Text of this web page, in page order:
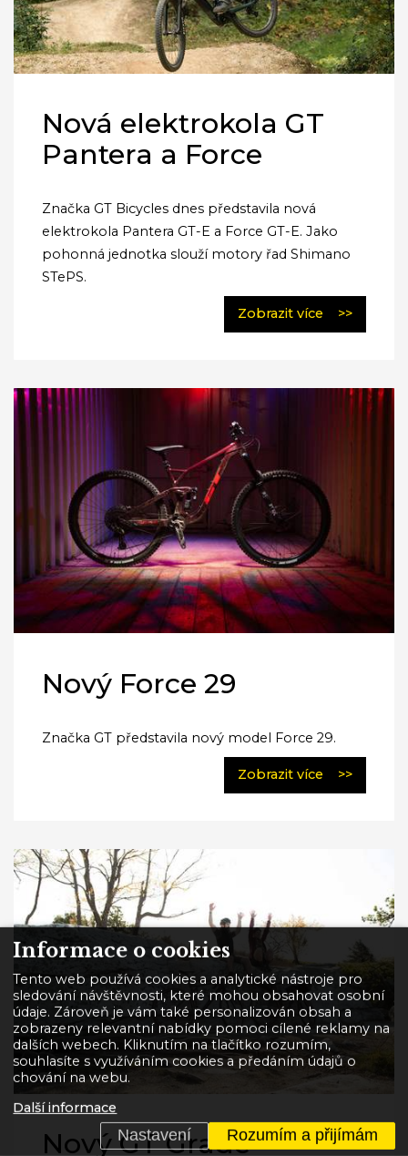
Nová elektrokola GT
Pantera a Force
Značka GT Bicycles dnes představila nová
elektrokola Pantera GT-E a Force GT-E. Jako
pohonná jednotka slouží motory řad Shimano
STePS.
Zobrazit více >>
Nový Force 29
Značka GT představila nový model Force 29.
Zobrazit více >>
Nový GT Grade
Informace o cookies
Tento web používá cookies a analytické nástroje pro
sledování návštěvnosti, které mohou obsahovat osobní
údaje. Zároveň je vám také personalizován obsah a
zobrazeny relevantní nabídky pomoci cílené reklamy na
dalších webech. Kliknutím na tlačítko rozumím,
souhlasíte s využíváním cookies a předáním údajů o
chování na webu.
Další informace
Nastavení Rozumím a přijímám